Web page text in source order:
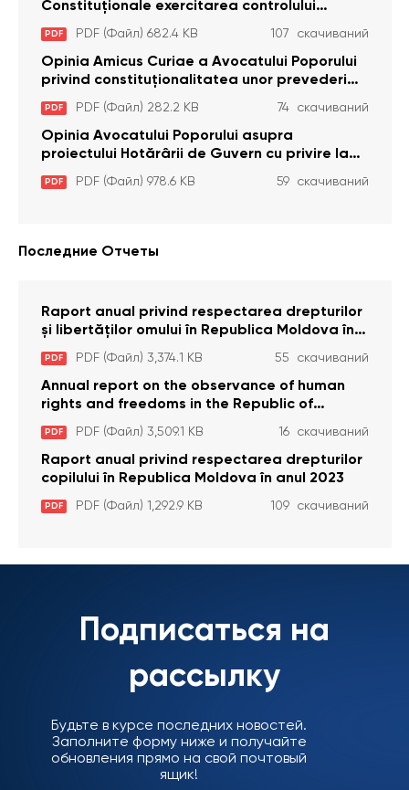
Constituţionale exercitarea controlului
constituţionalităţii unor prevederi cu privire la
plata alocației sociale de stat persoanelor
cu dizabilitați care sunt private de liberate
PDF PDF (Файл) 682.4 KB 107 скачиваний
Opinia Amicus Curiae a Avocatului Poporului
privind constituționalitatea unor prevederi
care interzic angajarea în organizațiile de
pază particulară a persoanelor condamnate
pentru comiterea cu intenție a unor infracțiuni
a fost luată în considerare de Curtea
Constituțională
PDF PDF (Файл) 282.2 KB 74 скачиваний
Opinia Avocatului Poporului asupra
proiectului Hotărârii de Guvern cu privire la
aprobarea proiectului de lege privind
activitatea sanitară veterinarăa
PDF PDF (Файл) 978.6 KB 59 скачиваний
Последние Отчеты
Raport anual privind respectarea drepturilor
și libertăților omului în Republica Moldova în
anul 2023
PDF PDF (Файл) 3,374.1 KB 55 скачиваний
Annual report on the observance of human
rights and freedoms in the Republic of
Moldova in 2023
PDF PDF (Файл) 3,509.1 KB 16 скачиваний
Raport anual privind respectarea drepturilor
copilului în Republica Moldova în anul 2023
PDF PDF (Файл) 1,292.9 KB 109 скачиваний
Подписаться на
рассылку
Будьте в курсе последних новостей.
Заполните форму ниже и получайте
обновления прямо на свой почтовый
ящик!